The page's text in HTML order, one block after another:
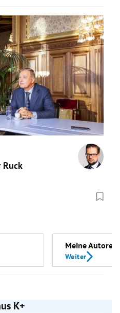
Meine Autoren
Weiter
K+